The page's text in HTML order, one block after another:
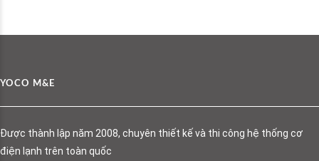
YOCO M&E
Được thành lập năm 2008, chuyên thiết kế và thi công hệ thống cơ
điện lạnh trên toàn quốc